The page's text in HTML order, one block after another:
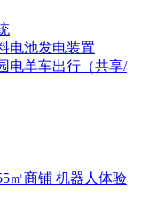
电池发电装置
电单车出行（共享/
㎡商铺 机器人体验